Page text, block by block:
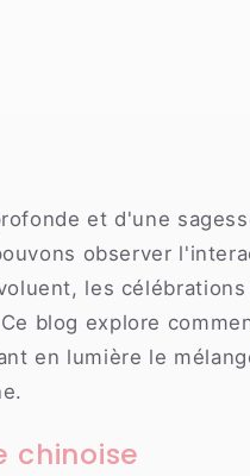
et d'une
observer
les
blog explore
en lumière le
chinoise